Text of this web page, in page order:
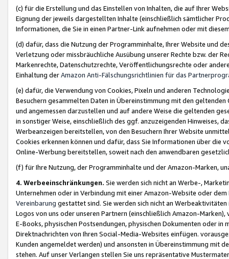
(c) für die Erstellung und das Einstellen von Inhalten, die auf Ihrer
Eignung der jeweils dargestellten Inhalte (einschließlich sämtlicher
Informationen, die Sie in einen Partner-Link aufnehmen oder mit
(d) dafür, dass die Nutzung der Programminhalte, Ihrer Website und
Verletzung oder missbräuchliche Ausübung unserer Rechte bzw. der
Markenrechte, Datenschutzrechte, Veröffentlichungsrechte oder
Einhaltung derAmazon Anti-Fälschungsrichtlinien für das
(e) dafür, die Verwendung von Cookies, Pixeln und anderen
Besuchern gesammelten Daten in Übereinstimmung mit den
und angemessen darzustellen und auf andere Weise die geltenden
in sonstiger Weise, einschließlich des ggf. anzuzeigenden Hinweises,
Werbeanzeigen bereitstellen, von den Besuchern Ihrer Website
Cookies erkennen können und dafür, dass Sie Informationen über die
Online-Werbung bereitstellen, soweit nach den anwendbaren
(f) für Ihre Nutzung, der Programminhalte und der Amazon-Marken,
4. Werbeeinschränkungen. Sie werden sich nicht an Werbe-,
Unternehmen oder in Verbindung mit einer Amazon-Website oder
Vereinbarung gestattet sind. Sie werden sich nicht an
Logos von uns oder unseren Partnern (einschließlich Amazon-
E-Books, physischen Postsendungen, physischen Dokumenten oder in
Direktnachrichten von Ihren Social-Media-Websites einfügen.
Kunden angemeldet werden) und ansonsten in Übereinstimmung mit
stehen. Auf unser Verlangen stellen Sie uns repräsentative